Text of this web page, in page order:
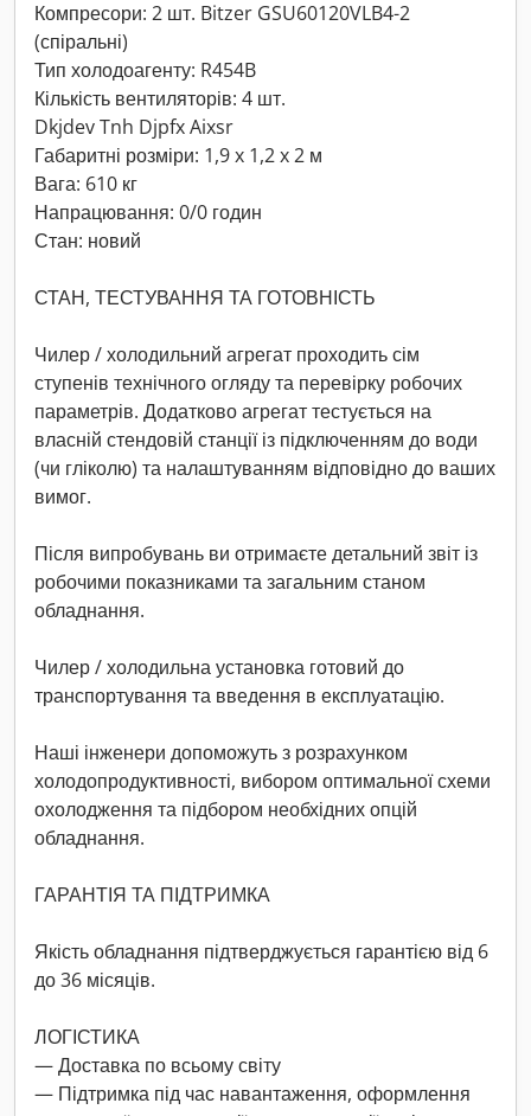
Компресори: 2 шт. Bitzer GSU60120VLB4-2
(спіральні)
Тип холодоагенту: R454B
Кількість вентиляторів: 4 шт.
Dkjdev Tnh Djpfx Aixsr
Габаритні розміри: 1,9 x 1,2 x 2 м
Вага: 610 кг
Напрацювання: 0/0 годин
Стан: новий
СТАН, ТЕСТУВАННЯ ТА ГОТОВНІСТЬ
Чилер / холодильний агрегат проходить сім
ступенів технічного огляду та перевірку робочих
параметрів. Додатково агрегат тестується на
власній стендовій станції із підключенням до води
(чи гліколю) та налаштуванням відповідно до ваших
вимог.
Після випробувань ви отримаєте детальний звіт із
робочими показниками та загальним станом
обладнання.
Чилер / холодильна установка готовий до
транспортування та введення в експлуатацію.
Наші інженери допоможуть з розрахунком
холодопродуктивності, вибором оптимальної схеми
охолодження та підбором необхідних опцій
обладнання.
ГАРАНТІЯ ТА ПІДТРИМКА
Якість обладнання підтверджується гарантією від 6
до 36 місяців.
ЛОГІСТИКА
— Доставка по всьому світу
— Підтримка під час навантаження, оформлення